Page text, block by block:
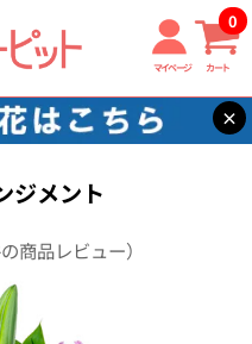
マイページ カート
0
×
】白ユリとリンドウのアレンジ
ジメント
の商品レビュー）